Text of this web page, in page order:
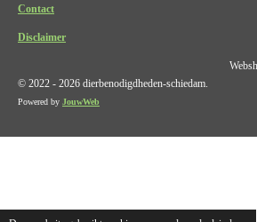
Contact
Disclaimer
© 2022 - 2026 dierbenodigdheden-schiedam.
Powered by JouwWeb